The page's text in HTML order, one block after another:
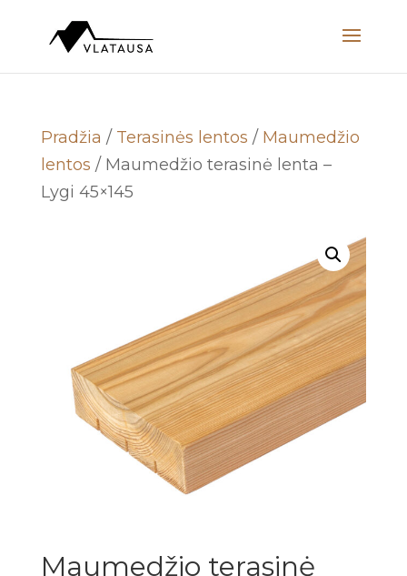
Pradžia / Terasinės lentos / Maumedžio
lentos / Maumedžio terasinė lenta –
Lygi 45×145
Maumedžio terasinė